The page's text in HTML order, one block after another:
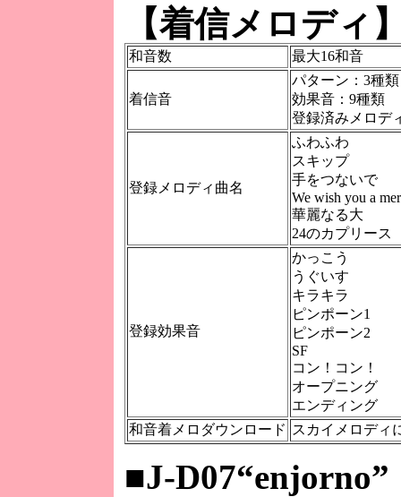
【着信メロディ
和音数 最大16和音
着信音
パターン：3種類
効果音：9種類
登録済みメロデ
登録メロディ曲名
ふわふわ
スキップ
手をつないで
We wish you a
華麗なる大
24のカプリース
登録効果音
かっこう
うぐいす
キラキラ
ピンポーン1
ピンポーン2
SF
コン！コン！
オープニング
エンディング
和音着メロダウンロード スカイメロディ
■J-D07“enjorno”